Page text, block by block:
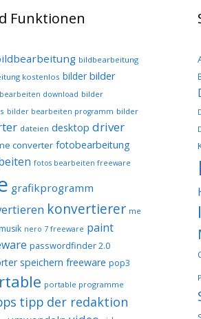
Funktionen
bildbearbeitung
kostenlos bilder bilder
download bilder
bilder bearbeiten programm bilder
dateien desktop driver
converter fotobearbeitung
fotos bearbeiten freeware
grafikprogramm
konvertierer me
musik nero 7 freeware paint
passwordfinder 2.0
speichern freeware pop3
portable programme
tipp der redaktion